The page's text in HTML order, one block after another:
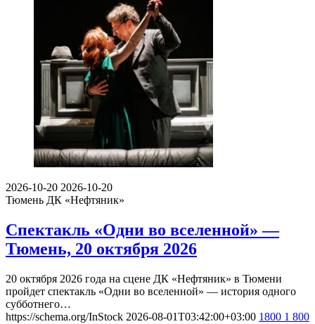
2026-10-20 2026-10-20
Тюмень ДК «Нефтяник»
Спектакль «Одни во вселенной» —
Тюмень, 20 октября 2026
20 октября 2026 года на сцене ДК «Нефтяник» в Тюмени
пройдет спектакль «Одни во вселенной» — история одного
субботнего…
https://schema.org/InStock 2026-08-01T03:42:00+03:00 1800 1 800